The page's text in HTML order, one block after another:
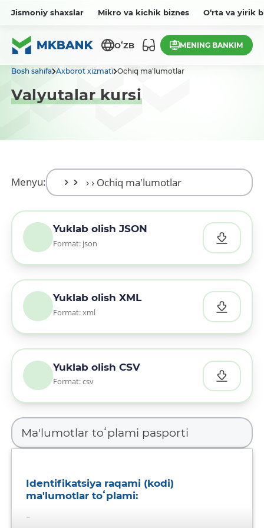
Jismoniy shaxslar Mikro va kichik biznes O‘rta va yirik
OʻZB MENING BANKIM
Bosh sahifa Axborot xizmati Ochiq ma'lumotlar
Valyutalar kursi
Menyu:
Yuklab olish JSON
Format: json
Yuklab olish XML
Format: xml
Yuklab olish CSV
Format: csv
Identifikatsiya raqami (kodi)
ma'lumotlar toʻplami:
-